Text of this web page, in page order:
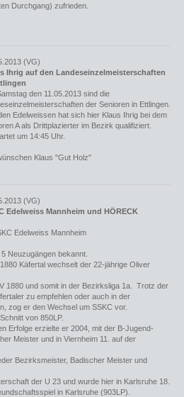
Durchgang) zufrieden.
(VG)
Ihrig auf den Landeseinzelmeisterschaften
den 11.05.2013 sind die
der Senioren in Ettlingen.
Edelweissen hat sich hier Klaus Ihrig bei dem
A als Drittplazierter im Bezirk qualifiziert.
um 14:45 Uhr.
Klaus "Gut Holz"
(VG)
Edelweiss Mannheim und HÖRECK
Edelweiss Mannheim
Neuzugängen bekannt.
Käfertal wechselt der 22-jährige Oliver
1880 und somit in der Bezirksliga 1a. Trotz der
zu empfehlen oder auch in der
zog er den Wechsel um SSKC vor.
von 850LP.
Erfolge erzielte er 2004, mit der B-Jugend-
Meister und in Viernheim 11. auf der
Bezirksmeister, Badischer Meister und
der U 23 und wurde hier in Karlsruhe 18.
in Karlsruhe (903LP).